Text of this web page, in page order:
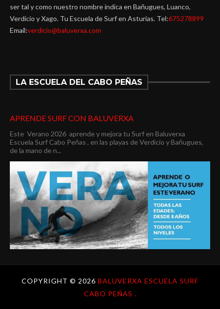
ser tal y como nuestro nombre indica en Bañugues, Luanco,
Verdicio y Xago. Tu Escuela de Surf en Asturias. Tel:675278899
Email:verdicio@baluverxa.com
LA ESCUELA DEL CABO PEÑAS
APRENDE SURF CON BALUVERXA
Este Verano 2026 aprende y mejora tu Surf en Baluverxa
Escuela Surf Cabo Peñas , en las playas de Verdicio y Bañugues,
de la mano de n...
COPYRIGHT © 2026 BALUVERXA ESCUELA SURF
CABO PEÑAS .